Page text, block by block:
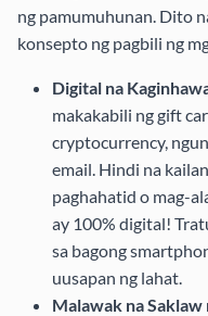
ng pamumuhunan. Dito
konsepto ng pagbili ng
Digital na
makakabili ng gift
cryptocurrency,
email. Hindi na
paghahatid o mag-
ay 100% digital!
sa bagong
uusapan ng lahat.
Malawak na